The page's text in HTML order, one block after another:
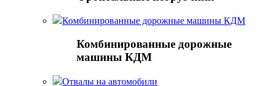
Комбинированные дорожные машины КДМ
Комбинированные дорожные
машины КДМ
Отвалы на автомобили